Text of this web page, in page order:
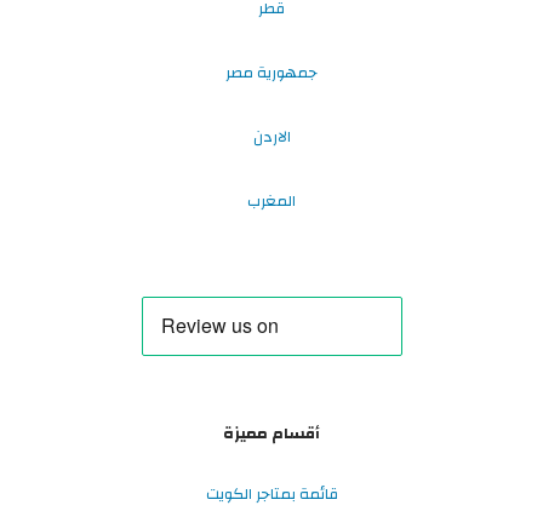
قطر
جمهورية مصر
الاردن
المغرب
أقسام مميزة
قائمة بمتاجر الكويت